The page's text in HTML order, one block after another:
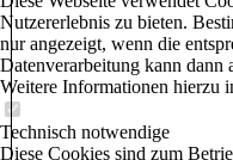
Nutzererlebnis zu bieten.
nur angezeigt, wenn die
Datenverarbeitung kann
Weitere Informationen hierzu
Technisch notwendige
Diese Cookies sind zum